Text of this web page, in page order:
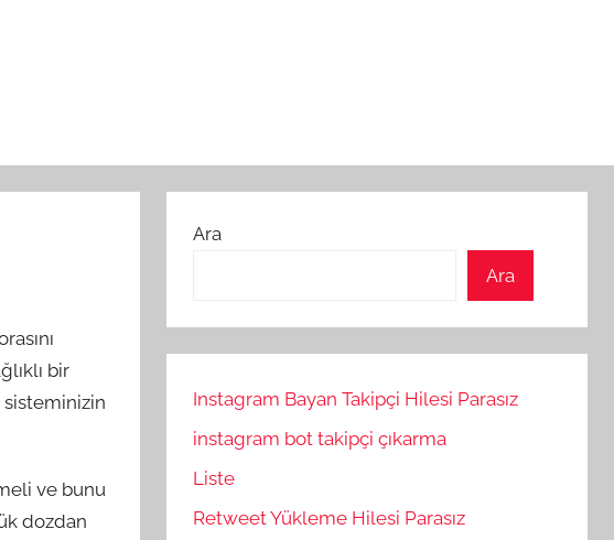
bir
ve bunu
dozdan
Ara
Ara
Instagram Bayan Takipçi Hilesi Parasız
instagram bot takipçi çıkarma
Liste
Retweet Yükleme Hilesi Parasız